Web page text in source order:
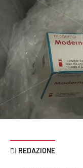
Attualità
Economia e
Italia Mondo
Sanità
REDAZIONE